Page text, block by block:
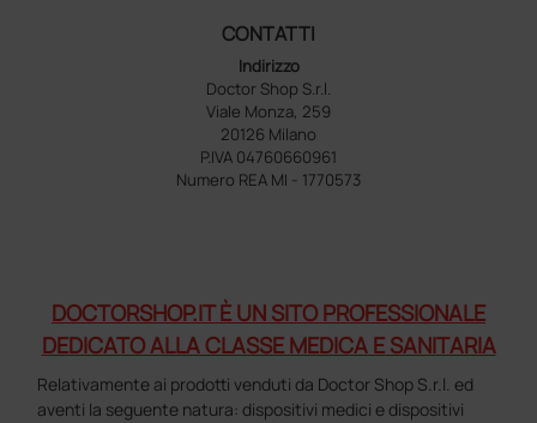
CONTATTI
Indirizzo
Doctor Shop S.r.l.
Viale Monza, 259
20126 Milano
P.IVA 04760660961
Numero REA MI - 1770573
DOCTORSHOP.IT È UN SITO PROFESSIONALE
DEDICATO ALLA CLASSE MEDICA E SANITARIA
Relativamente ai prodotti venduti da Doctor Shop S.r.l. ed
aventi la seguente natura: dispositivi medici e dispositivi